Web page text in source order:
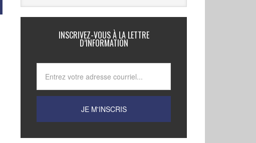
INSCRIVEZ-VOUS À LA LETTRE
D’INFORMATION